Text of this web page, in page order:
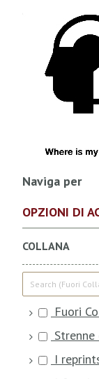
Naviga per
OPZIONI DI
COLLANA
Fuori
I